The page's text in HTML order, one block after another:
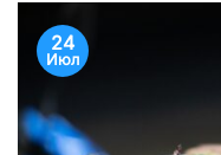
24
Июл